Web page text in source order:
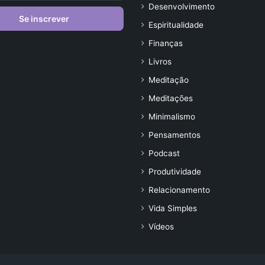
Desenvolvimento
Espiritualidade
Finanças
Livros
Meditação
Meditações
Minimalismo
Pensamentos
Podcast
Produtividade
Relacionamento
Vida Simples
Vídeos